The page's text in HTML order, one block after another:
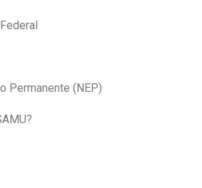
Permanente (NEP)